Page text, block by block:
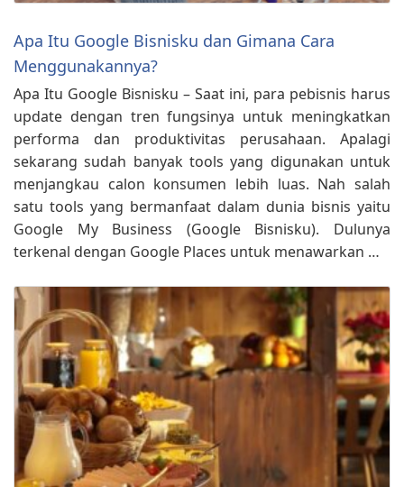
Apa Itu Google Bisnisku dan Gimana Cara
Menggunakannya?
Apa Itu Google Bisnisku – Saat ini, para pebisnis harus
update dengan tren fungsinya untuk meningkatkan
performa dan produktivitas perusahaan. Apalagi
sekarang sudah banyak tools yang digunakan untuk
menjangkau calon konsumen lebih luas. Nah salah
satu tools yang bermanfaat dalam dunia bisnis yaitu
Google My Business (Google Bisnisku). Dulunya
terkenal dengan Google Places untuk menawarkan …